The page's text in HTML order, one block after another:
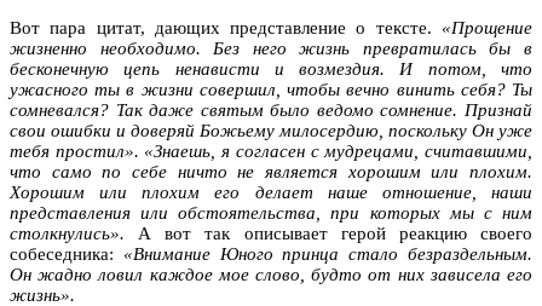
Вот пара цитат, дающих представление о тексте. «Прощение
жизненно необходимо. Без него жизнь превратилась бы в
бесконечную цепь ненависти и возмездия. И потом, что
ужасного ты в жизни совершил, чтобы вечно винить себя? Ты
сомневался? Так даже святым было ведомо сомнение. Признай
свои ошибки и доверяй Божьему милосердию, поскольку Он уже
тебя простил». «Знаешь, я согласен с мудрецами, считавшими,
что само по себе ничто не является хорошим или плохим.
Хорошим или плохим его делает наше отношение, наши
представления или обстоятельства, при которых мы с ним
столкнулись». А вот так описывает герой реакцию своего
собеседника: «Внимание Юного принца стало безраздельным.
Он жадно ловил каждое мое слово, будто от них зависела его
жизнь».